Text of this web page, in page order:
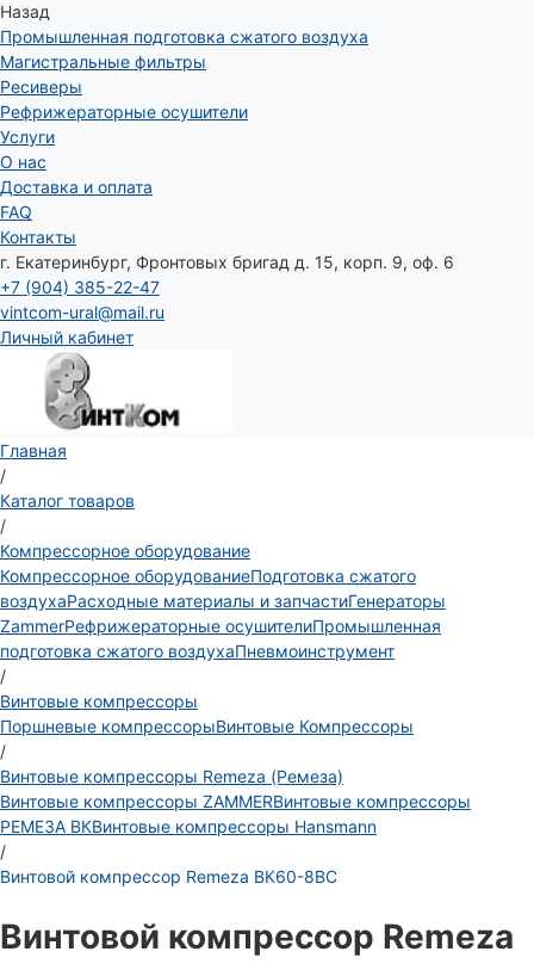
Назад
Промышленная подготовка сжатого воздуха
Магистральные фильтры
Ресиверы
Рефрижераторные осушители
Услуги
О нас
Доставка и оплата
FAQ
Контакты
г. Екатеринбург, Фронтовых бригад д. 15, корп. 9, оф. 6
+7 (904) 385-22-47
vintcom-ural@mail.ru
Личный кабинет
Главная
/
Каталог товаров
/
Компрессорное оборудование
Компрессорное оборудованиеПодготовка сжатого
воздухаРасходные материалы и запчастиГенераторы
ZammerРефрижераторные осушителиПромышленная
подготовка сжатого воздухаПневмоинструмент
/
Винтовые компрессоры
Поршневые компрессорыВинтовые Компрессоры
/
Винтовые компрессоры Remeza (Ремеза)
Винтовые компрессоры ZAMMERВинтовые компрессоры
РЕМЕЗА ВКВинтовые компрессоры Hansmann
/
Винтовой компрессор Remeza ВК60-8ВС
Винтовой компрессор Remeza